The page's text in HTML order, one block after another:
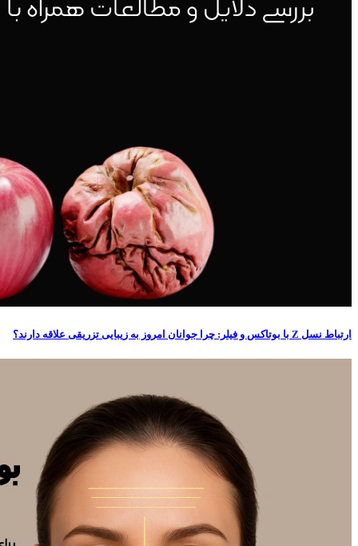
ارتباط نسل Z با بوتاکس و فیلر: چرا جوانان امروز به زیبایی تزریقی علاقه دارند؟